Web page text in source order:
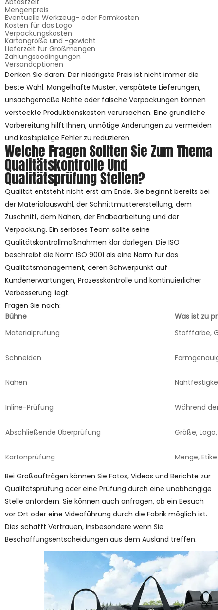
Mengenpreis
Eventuelle Werkzeug- oder Formkosten
Kosten für das Logo
Verpackungskosten
Kartongröße und -gewicht
Lieferzeit für Großmengen
Zahlungsbedingungen
Versandoptionen
Denken Sie daran: Der niedrigste Preis ist nicht immer die
beste Wahl. Mangelhafte Muster, verspätete Lieferungen,
unsachgemäße Nähte oder falsche Verpackungen können
versteckte Produktionskosten verursachen. Eine gründliche
Vorbereitung hilft Ihnen, unnötige Änderungen zu vermeiden
und kostspielige Fehler zu reduzieren.
Welche Fragen Sollten Sie Zum Thema
Qualitätskontrolle Und
Qualitätsprüfung Stellen?
Qualität entsteht nicht erst am Ende. Sie beginnt bereits bei
der Materialauswahl, der Schnittmustererstellung, dem
Zuschnitt, dem Nähen, der Endbearbeitung und der
Verpackung. Ein seriöses Team sollte seine
Qualitätskontrollmaßnahmen klar darlegen. Die ISO
beschreibt die Norm ISO 9001 als eine Norm für das
Qualitätsmanagement, deren Schwerpunkt auf
Kundenerwartungen, Prozesskontrolle und kontinuierlicher
Verbesserung liegt.
Fragen Sie nach:
Bühne
Was ist zu
Materialprüfung
Stofffarbe,
Schneiden
Nähen
Inline-Prüfung Während
Abschließende Überprüfung Größe,
Kartonprüfung
Menge,
Bei Großaufträgen können Sie Fotos, Videos und Berichte zur
Qualitätsprüfung oder eine Prüfung durch eine unabhängige
Stelle anfordern. Sie können auch anfragen, ob ein Besuch
vor Ort oder eine Videoführung durch die Fabrik möglich ist.
Dies schafft Vertrauen, insbesondere wenn Sie
Beschaffungsentscheidungen aus dem Ausland treffen.